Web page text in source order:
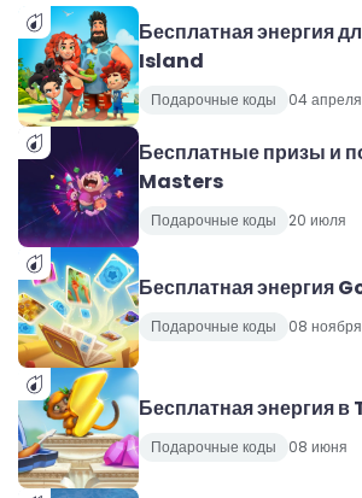
Бесплатная энергия
Island
Подарочные коды 04 апреля
Бесплатные призы и
Masters
Подарочные коды 20 июля
Бесплатная энергия
Подарочные коды 08 ноября
Бесплатная энергия
Подарочные коды 08 июня